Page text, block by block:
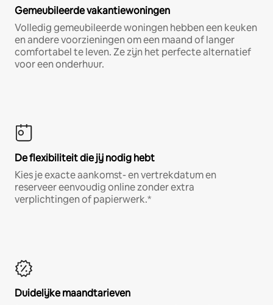
Gemeubileerde vakantiewoningen
Volledig gemeubileerde woningen hebben een keuken
en andere voorzieningen om een maand of langer
comfortabel te leven. Ze zijn het perfecte alternatief
voor een onderhuur.
De flexibiliteit die jij nodig hebt
Kies je exacte aankomst- en vertrekdatum en
reserveer eenvoudig online zonder extra
verplichtingen of papierwerk.*
Duidelijke maandtarieven